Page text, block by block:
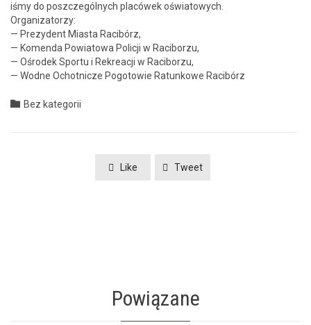
iśmy do poszczegól­nych placówek oświa­towych.
Orga­ni­za­torzy:
— Prezy­dent Mias­ta Racibórz,
— Komen­da Powia­towa Policji w Raci­borzu,
— Ośrodek Sportu i Rekreacji w Raci­borzu,
— Wodne Ochot­nicze Pogo­towie Ratunkowe Racibórz
 Category
Bez kategorii
Like Tweet
Powiązane